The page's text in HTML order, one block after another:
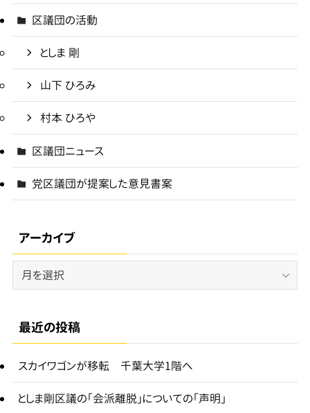
区議団の活動
としま 剛
山下 ひろみ
村本 ひろや
区議団ニュース
党区議団が提案した意見書案
アーカイブ
ー
イ
ブ
最近の投稿
スカイワゴンが移転 千葉大学1階へ
としま剛区議の「会派離脱」についての「声明」